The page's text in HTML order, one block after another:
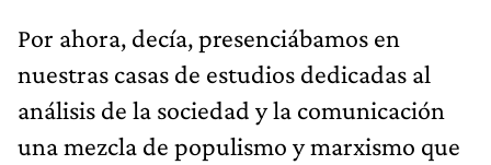
Por ahora, decía, presenciábamos en
nuestras casas de estudios dedicadas al
análisis de la sociedad y la comunicación
una mezcla de populismo y marxismo que